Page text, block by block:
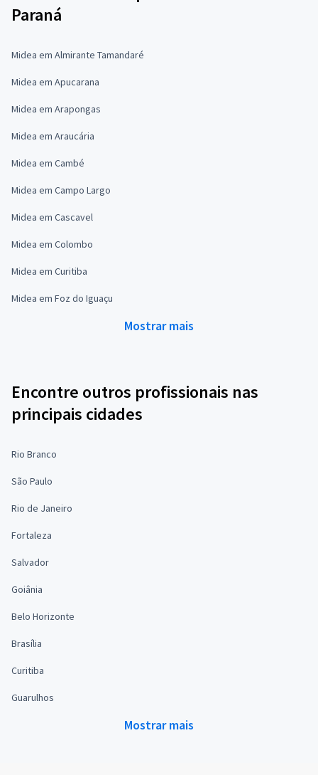
Paraná
Midea em Almirante Tamandaré
Midea em Apucarana
Midea em Arapongas
Midea em Araucária
Midea em Cambé
Midea em Campo Largo
Midea em Cascavel
Midea em Colombo
Midea em Curitiba
Midea em Foz do Iguaçu
Mostrar mais
Encontre outros profissionais nas
principais cidades
Rio Branco
São Paulo
Rio de Janeiro
Fortaleza
Salvador
Goiânia
Belo Horizonte
Brasília
Curitiba
Guarulhos
Mostrar mais